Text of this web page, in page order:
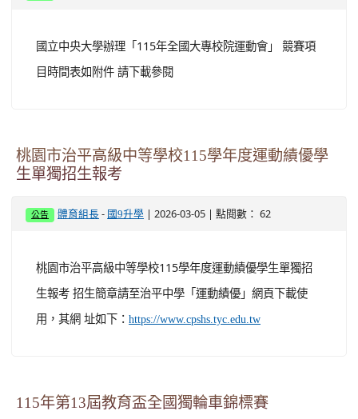
國立中央大學辦理「115年全國大專校院運動會」 競賽項
目時間表如附件 請下載參閱
桃園市治平高級中等學校115學年度運動績優學
生單獨招生報考
公告 體育組長 - 國9升學 | 2026-03-05 | 點閱數： 62
桃園市治平高級中等學校115學年度運動績優學生單獨招
生報考 招生簡章請至治平中學「運動績優」網頁下載使
用，其網 址如下： https://www.cpshs.tyc.edu.tw
115年第13屆教育盃全國獨輪車錦標賽